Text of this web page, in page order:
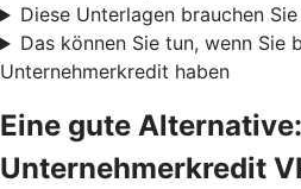
Diese Unterlagen brauchen
Das können Sie tun, wenn Sie
Unternehmerkredit haben
Eine gute Alternative:
Unternehmerkredit